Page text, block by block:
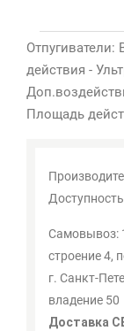
Отпугиватели:
действия -
Площадь
Самовывоз:
строение 4,
г. Санкт-
владение 50
Доставка